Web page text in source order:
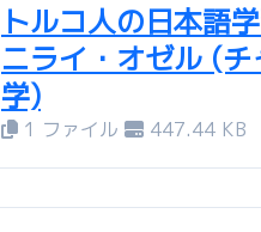
トルコ人の日本語
ニライ・オゼル (
学)
1 ファイル 447.44 KB